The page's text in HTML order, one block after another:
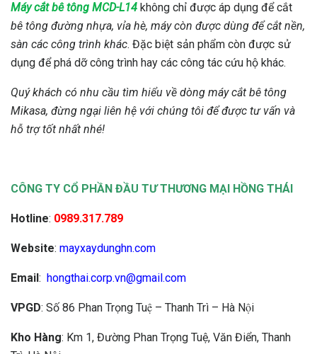
Máy cắt bê tông MCD-L14 không chỉ được áp dụng để cắt
bê tông đường nhựa, vỉa hè, máy còn được dùng để cắt nền,
sàn các công trình khác. Đặc biệt sản phẩm còn được sử
dụng để phá dỡ công trình hay các công tác cứu hộ khác.
Quý khách có nhu cầu tìm hiểu về dòng máy cắt bê tông
Mikasa, đừng ngại liên hệ với chúng tôi để được tư vấn và
hỗ trợ tốt nhất nhé!
CÔNG TY CỔ PHẦN ĐẦU TƯ THƯƠNG MẠI HỒNG THÁI
Hotline: 0989.317.789
Website: mayxaydunghn.com
Email: hongthai.corp.vn@gmail.com
VPGD: Số 86 Phan Trọng Tuệ – Thanh Trì – Hà Nội
Kho Hàng: Km 1, Đường Phan Trọng Tuệ, Văn Điển, Thanh